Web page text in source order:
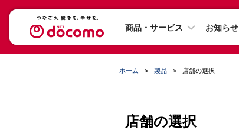
商品・サービス お知らせ
ホーム 製品 店舗の選択
店舗の選択